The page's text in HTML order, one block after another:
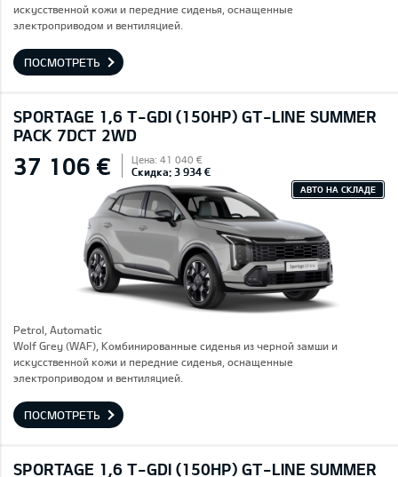
искусственной кожи и передние сиденья, оснащенные
электроприводом и вентиляцией.
ПОСМОТРЕТЬ
SPORTAGE 1,6 T-GDI (150HP) GT-LINE SUMMER
PACK 7DCT 2WD
37 106 € Цена: 41 040 €
Скидка: 3 934 €
АВТО НА СКЛАДЕ
Petrol, Automatic
Wolf Grey (WAF), Комбинированные сиденья из черной замши и
искусственной кожи и передние сиденья, оснащенные
электроприводом и вентиляцией.
ПОСМОТРЕТЬ
SPORTAGE 1,6 T-GDI (150HP) GT-LINE SUMMER